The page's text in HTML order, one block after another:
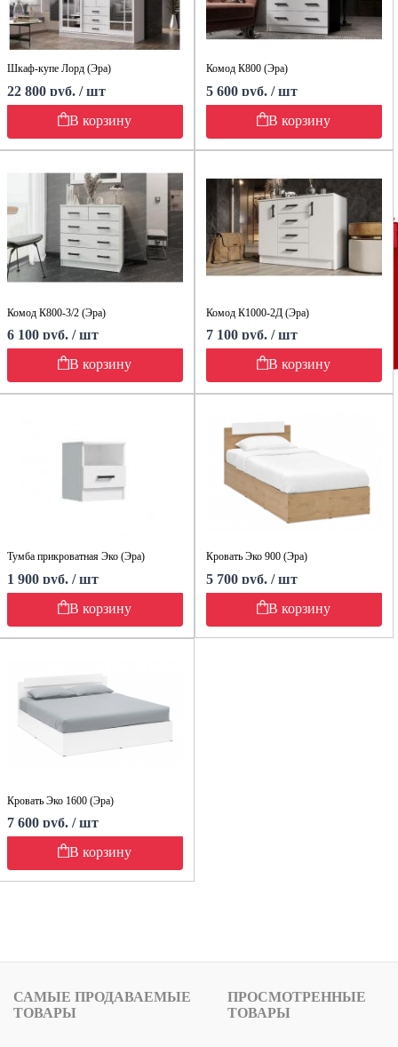
Шкаф-купе Лорд (Эра)
22 800 руб. / шт
В корзину
Комод К800 (Эра)
5 600 руб. / шт
В корзину
Комод К800-3/2 (Эра)
6 100 руб. / шт
В корзину
Комод К1000-2Д (Эра)
7 100 руб. / шт
В корзину
Тумба прикроватная Эко (Эра)
1 900 руб. / шт
В корзину
Кровать Эко 900 (Эра)
5 700 руб. / шт
В корзину
Кровать Эко 1600 (Эра)
7 600 руб. / шт
В корзину
САМЫЕ ПРОДАВАЕМЫЕ
ТОВАРЫ
ПРОСМОТРЕННЫЕ
ТОВАРЫ